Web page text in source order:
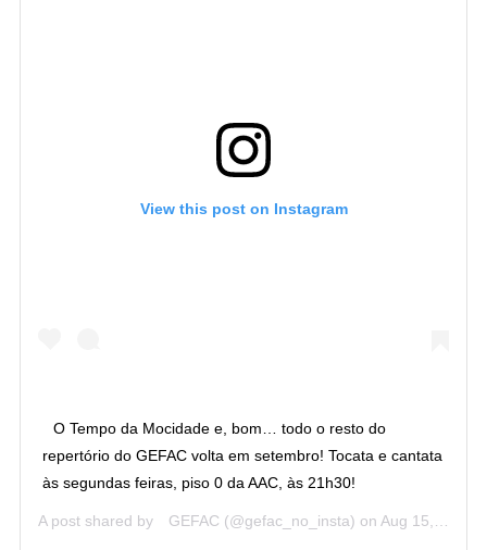
View this post on Instagram
O Tempo da Mocidade e, bom… todo o resto do
repertório do GEFAC volta em setembro! Tocata e cantata
às segundas feiras, piso 0 da AAC, às 21h30!
A post shared by GEFAC (@gefac_no_insta) on Aug 15, 2019 at 12:46pm PDT